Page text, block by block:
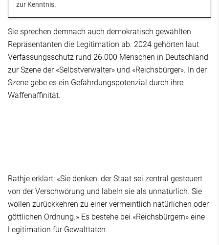
zur Kenntnis.
Sie sprechen demnach auch demokratisch gewählten
Repräsentanten die Legitimation ab. 2024 gehörten laut
Verfassungsschutz rund 26.000 Menschen in Deutschland
zur Szene der «Selbstverwalter» und «Reichsbürger». In der
Szene gebe es ein Gefährdungspotenzial durch ihre
Waffenaffinität.
Rathje erklärt: «Sie denken, der Staat sei zentral gesteuert
von der Verschwörung und labeln sie als unnatürlich. Sie
wollen zurückkehren zu einer vermeintlich natürlichen oder
göttlichen Ordnung.» Es bestehe bei «Reichsbürgern» eine
Legitimation für Gewalttaten.